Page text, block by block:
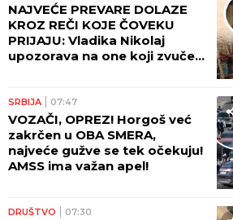
NAJVEĆE PREVARE DOLAZE
KROZ REČI KOJE ČOVEKU
PRIJAJU: Vladika Nikolaj
upozorava na one koji zvuče
SRBIJA 07:47
VOZAČI, OPREZ! Horgoš već
zakrčen u OBA SMERA,
najveće gužve se tek očekuju!
AMSS ima važan apel!
DRUŠTVO 07:30